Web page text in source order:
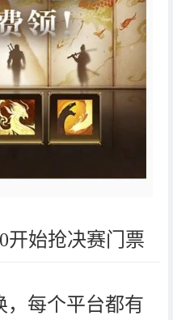
开始抢决赛门票
，每个平台都有